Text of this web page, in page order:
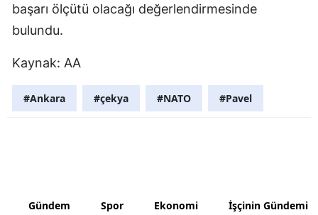
başarı ölçütü olacağı değerlendirmesinde
bulundu.
Kaynak: AA
#Ankara #çekya #NATO #Pavel
Gündem Spor Ekonomi İşçinin Gündemi